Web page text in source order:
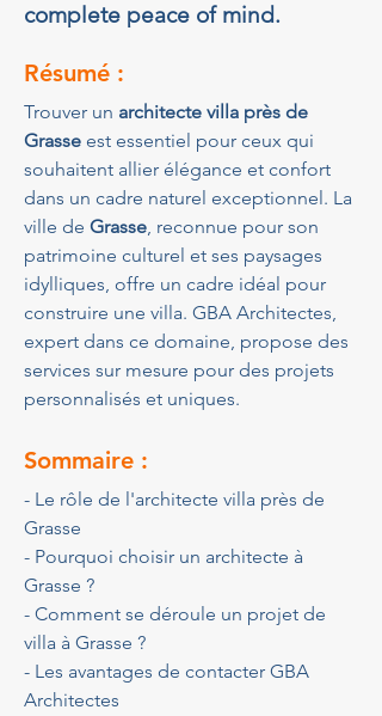
complete peace of mind.
Résumé :
Trouver un architecte villa près de
Grasse est essentiel pour ceux qui
souhaitent allier élégance et confort
dans un cadre naturel exceptionnel. La
ville de Grasse, reconnue pour son
patrimoine culturel et ses paysages
idylliques, offre un cadre idéal pour
construire une villa. GBA Architectes,
expert dans ce domaine, propose des
services sur mesure pour des projets
personnalisés et uniques.
Sommaire :
- Le rôle de l'architecte villa près de
Grasse
- Pourquoi choisir un architecte à
Grasse ?
- Comment se déroule un projet de
villa à Grasse ?
- Les avantages de contacter GBA
Architectes